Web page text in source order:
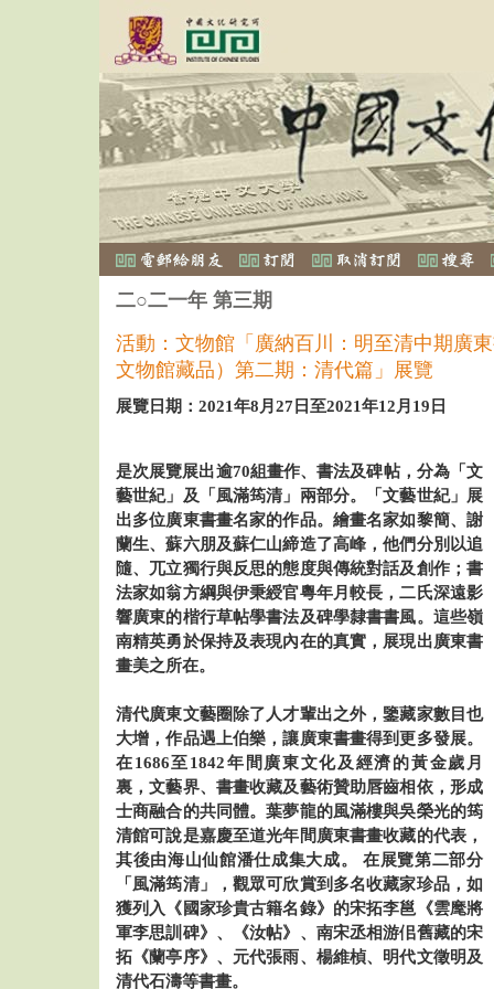
二○二一年 第三期
活動：文物館「廣納百川：明至清中期廣
文物館藏品）第二期：清代篇」展覽
展覽日期：2021年8月27日至2021年12月19日
是次展覽展出逾70組畫作、書法及碑帖，分為「文
藝世紀」及「風滿筠清」兩部分。「文藝世紀」展
出多位廣東書畫名家的作品。繪畫名家如黎簡、謝
蘭生、蘇六朋及蘇仁山締造了高峰，他們分別以追
隨、兀立獨行與反思的態度與傳統對話及創作；書
法家如翁方綱與伊秉綬官粵年月較長，二氏深遠影
響廣東的楷行草帖學書法及碑學隸書書風。這些嶺
南精英勇於保持及表現內在的真實，展現出廣東書
畫美之所在。
清代廣東文藝圈除了人才輩出之外，鑒藏家數目也
大增，作品遇上伯樂，讓廣東書畫得到更多發展。
在1686至1842年間廣東文化及經濟的黃金歲月
裏，文藝界、書畫收藏及藝術贊助唇齒相依，形成
士商融合的共同體。葉夢龍的風滿樓與吳榮光的筠
清館可說是嘉慶至道光年間廣東書畫收藏的代表，
其後由海山仙館潘仕成集大成。 在展覽第二部分
「風滿筠清」，觀眾可欣賞到多名收藏家珍品，如
獲列入《國家珍貴古籍名錄》的宋拓李邕《雲麾將
軍李思訓碑》、《汝帖》、南宋丞相游佀舊藏的宋
拓《蘭亭序》、元代張雨、楊維楨、明代文徵明及
清代石濤等書畫。